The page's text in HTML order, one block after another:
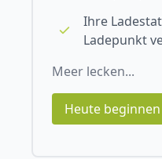
Ihre
Ladepunkt
Meer lecken...
Heute beginnen